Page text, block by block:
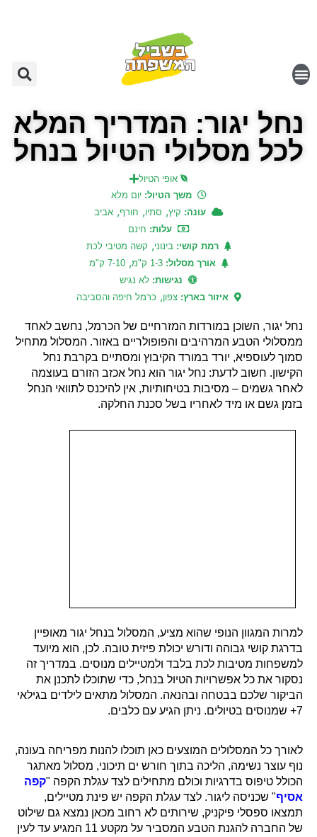
נחל יגור: המדריך המלא
לכל מסלולי הטיול בנחל
אופי הטיול
משך הטיול:יום מלא
עונה: קיץ, סתיו, חורף, אביב
עלות: חינם
רמת קושי:בינוני, קשה מטיבי לכת
אורך מסלול:1-3 ק"מ , 7-10 ק"מ
נגישות: לא נגיש
איזור בארץ:צפון, כרמל חיפה והסביבה
נחל יגור, השוכן במורדות המזרחיים של הכרמל, נחשב לאחד
ממסלולי הטבע המרהיבים והפופולריים באזור. המסלול מתחיל
סמוך לעוספיא, יורד במורד הקיבוץ ומסתיים בקרבת נחל
הקישון. חשוב לדעת: נחל יגור הוא נחל אכזב הזורם בעוצמה
לאחר גשמים – מסיבות בטיחותיות, אין להיכנס לתוואי הנחל
בזמן גשם או מיד לאחריו בשל סכנת החלקה.
למרות המגוון הנופי שהוא מציע, המסלול בנחל יגור מאופיין
בדרגת קושי גבוהה ודורש יכולת פיזית טובה. לכן, הוא מיועד
למשפחות מטיבות לכת בלבד ולמטיילים מנוסים. במדריך זה
נסקור את כל אפשרויות הטיול בנחל, כדי שתוכלו לתכנן את
הביקור שלכם בבטחה ובהנאה. המסלול מתאים לילדים בגילאי
7+ שמנוסים בטיולים. ניתן הגיע עם כלבים.
לאורך כל המסלולים המוצעים כאן תוכלו להנות מפריחה בעונה,
נוף עוצר נשימה, הליכה בתוך חורש ים תיכוני, מסלול מאתגר
הכולל טיפוס בדרגיות וכולם מתחילים לצד עגלת הקפה "קפה
אסיף" שכניסה ליגור. לצד עגלת הקפה יש פינת מטיילים,
תמצאו ספסלי פיקניק, שירותים לא רחוב מכאן נמצא גם שילוט
של החברה להגנת הטבע המסביר על מקטע 11 המגיע עד לעין